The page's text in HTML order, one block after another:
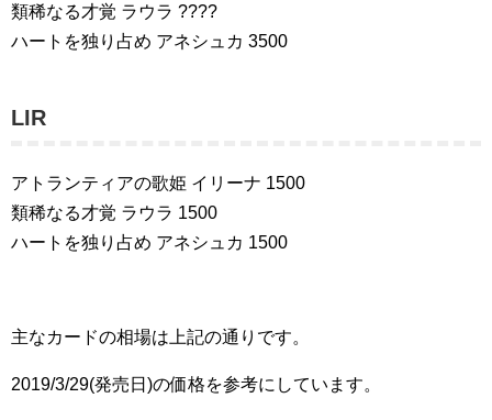
類稀なる才覚 ラウラ ????
ハートを独り占め アネシュカ 3500
LIR
アトランティアの歌姫 イリーナ 1500
類稀なる才覚 ラウラ 1500
ハートを独り占め アネシュカ 1500
主なカードの相場は上記の通りです。
2019/3/29(発売日)の価格を参考にしています。